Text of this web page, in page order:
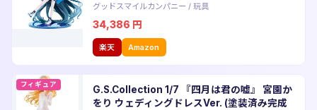
グッドスマイルカンパニー / 玩具
34,386 円
楽天 Amazon
フィギュア
G.S.Collection 1/7 『四月は君の嘘』 宮園か
をり ウェディングドレスVer. (塗装済み完成